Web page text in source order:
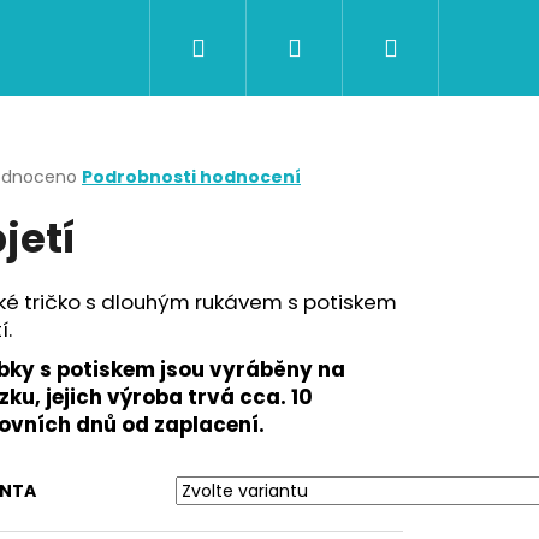
CERTIFIKÁTY A POUKAZY BAZAR
Přihlášení
Podrobnosti hodnocení
tričko s dlouhým rukávem s potiskem
s potiskem jsou vyráběny na
jejich výroba trvá cca. 10
dnů od zaplacení.
Následující